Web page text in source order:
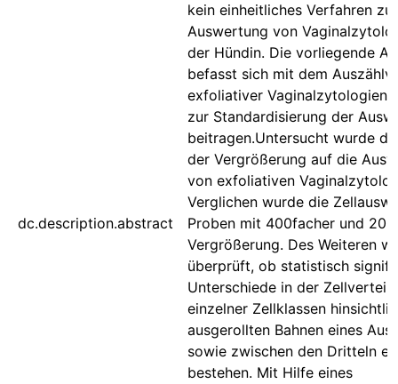
dc.description.abstract
kein einheitliches Verfahren zur
Auswertung von
der Hündin. Die vorliegende
befasst sich mit dem
exfoliativer Vaginalzytologien
zur Standardisierung der
beitragen.Untersucht wurde
der Vergrößerung auf die
von exfoliativen
Verglichen wurde die
Proben mit 400facher und
Vergrößerung. Des Weiteren
überprüft, ob statistisch
Unterschiede in der
einzelner Zellklassen
ausgerollten Bahnen eines
sowie zwischen den Dritteln
bestehen. Mit Hilfe eines